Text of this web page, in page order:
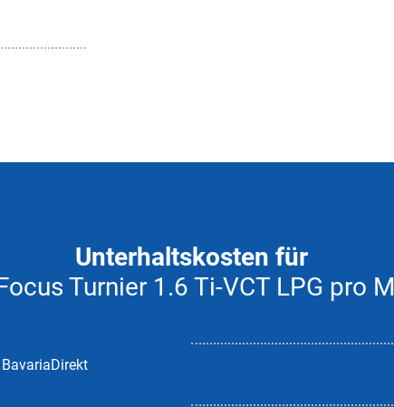
Unterhaltskosten für
Turnier 1.6 Ti-VCT LPG pro